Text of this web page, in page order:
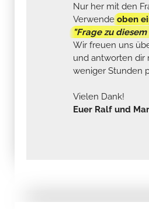
Nur her mit den
Verwendeoben
"Frage zu
Wir freuen uns
und antworten dir
weniger Stunden
Vielen Dank!
Euer Ralf und